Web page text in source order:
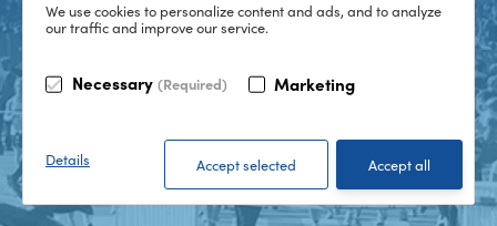
We use cookies to personalize content and ads, and to analyze
our traffic and improve our service.
Necessary (Required) Marketing
Details